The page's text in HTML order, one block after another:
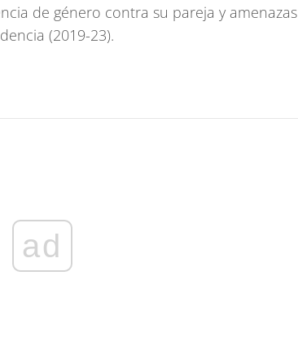
de género contra su pareja y amenazas
(2019-23).
ad